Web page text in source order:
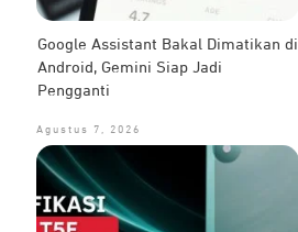
Google Assistant Bakal Dimatikan di
Android, Gemini Siap Jadi
Pengganti
Agustus 7, 2026